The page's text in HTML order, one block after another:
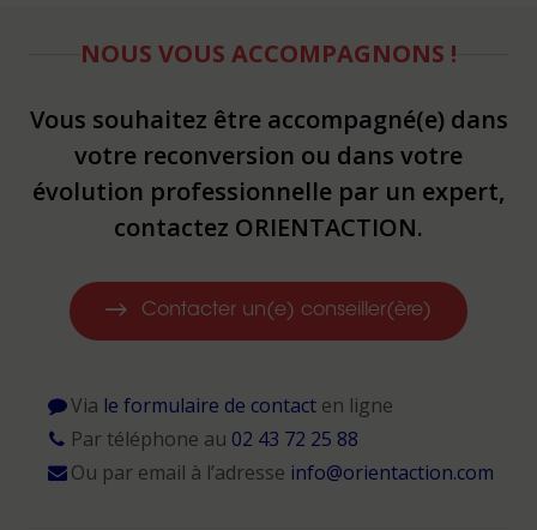
NOUS VOUS ACCOMPAGNONS !
Vous souhaitez être accompagné(e) dans
votre reconversion ou dans votre
évolution professionnelle par un expert,
contactez ORIENTACTION.
Contacter un(e) conseiller(ère)
Via le formulaire de contacten ligne
Par téléphone au 02 43 72 25 88
Ou par email à l’adresse info@orientaction.com